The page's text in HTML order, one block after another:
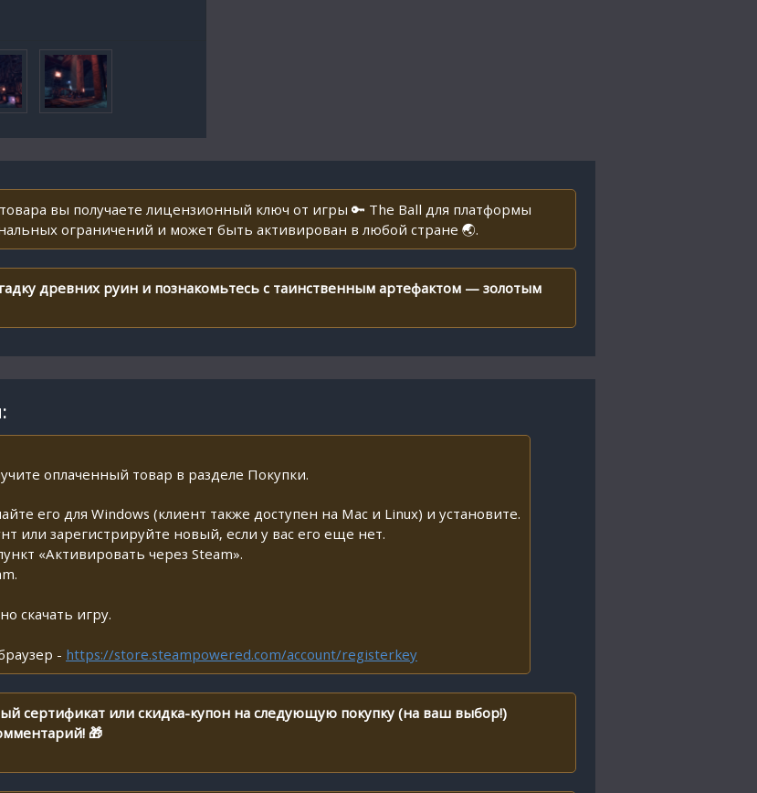
вы получаете лицензионный ключ от игры 🔑 The Ball для платформы
ограничений и может быть активирован в любой стране 🌏.
древних руин и познакомьтесь с таинственным артефактом — золотым
оплаченный товар в разделе Покупки.
его для Windows (клиент также доступен на Mac и Linux) и установите.
или зарегистрируйте новый, если у вас его еще нет.
«Активировать через Steam».
скачать игру.
- https://store.steampowered.com/account/registerkey
сертификат или скидка-купон на следующую покупку (на ваш выбор!)
🎁